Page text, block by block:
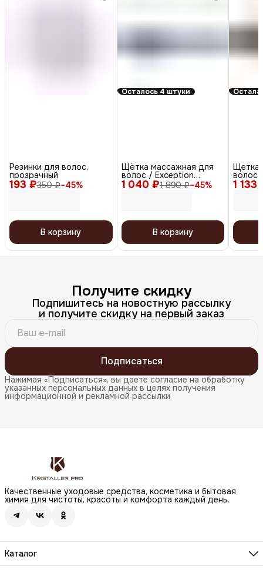
193 ₽350 ₽−45%
Резинки для волос,
прозрачный
В корзину
Осталось 4 штуки
1 040 ₽1 890 ₽−45%
Щётка массажная для
волос / Exception
BREX707, синий
В корзину
1 133
Щетка
волос
BRTO-
Получите скидку
Подпишитесь на новостную рассылку
и получите скидку на первый заказ
Подписаться
Нажимая «Подписаться», вы даете согласие на обработку
указанных персональных данных в целях получения
информационной и рекламной рассылки
Качественные уходовые средства, косметика и бытовая
химия для чистоты, красоты и комфорта каждый день.
Каталог